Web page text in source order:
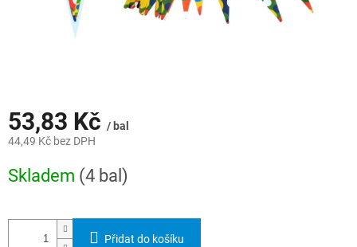
53,83 Kč / bal
44,49 Kč bez DPH
cena:
Skladem (4 bal)
Přidat do košíku